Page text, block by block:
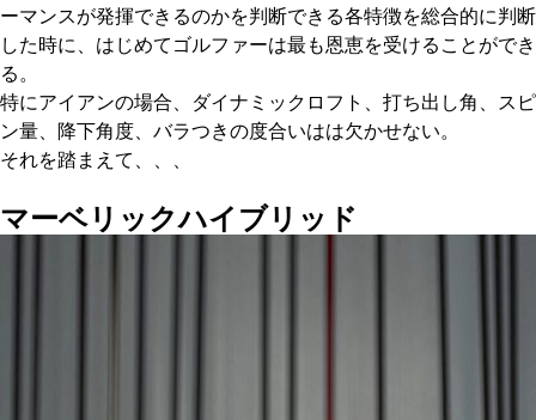
ーマンスが発揮できるのかを判断できる各特徴を総合的に判断
した時に、はじめてゴルファーは最も恩恵を受けることができ
る。
特にアイアンの場合、ダイナミックロフト、打ち出し角、スピ
ン量、降下角度、バラつきの度合いはは欠かせない。
それを踏まえて、、、
マーベリックハイブリッド